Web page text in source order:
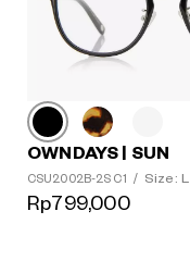
OWNDAYS | SUN
CSU2002B-2S C1 / Size: L
Rp799,000